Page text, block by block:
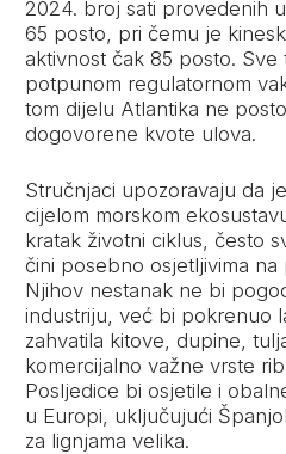
2024. broj sati provedenih
65 posto, pri čemu je
aktivnost čak 85 posto.
potpunom regulatornom
tom dijelu Atlantika ne
dogovorene kvote ulova.
Stručnjaci upozoravaju da
cijelom morskom
kratak životni ciklus, često
čini posebno osjetljivima na
Njihov nestanak ne bi
industriju, već bi pokrenuo
zahvatila kitove, dupine,
komercijalno važne vrste
Posljedice bi osjetile i
u Europi, uključujući
za lignjama velika.